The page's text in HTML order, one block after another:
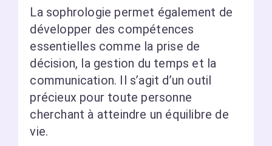
La sophrologie permet également de
développer des compétences
essentielles comme la prise de
décision, la gestion du temps et la
communication. Il s’agit d’un outil
précieux pour toute personne
cherchant à atteindre un équilibre de
vie.